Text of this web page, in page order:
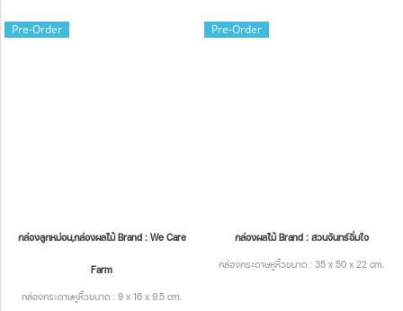
Pre-Order
กล่องลูกหม่อน,กล่องผลไม้ Brand : We Care
Farm
กล่องกระดาษหูหิ้วขนาด : 9 x 16 x 9.5 cm.
Pre-Order
กล่องผลไม้ Brand : สวนจันทร์อิ่มใจ
กล่องกระดาษหูหิ้วขนาด : 35 x 50 x 22 cm.